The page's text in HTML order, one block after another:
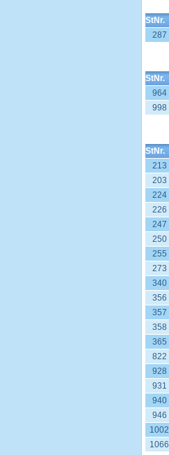
StNr.
287
StNr.
964
998
StNr.
213
203
224
226
247
250
255
273
340
356
357
358
365
822
928
931
940
946
1002
1066